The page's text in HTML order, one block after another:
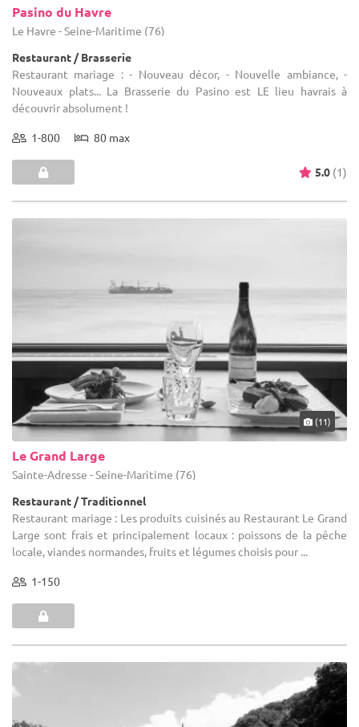
Pasino du Havre
Le Havre - Seine-Maritime (76)
Restaurant / Brasserie
Restaurant mariage : - Nouveau décor, - Nouvelle ambiance, -
Nouveaux plats... La Brasserie du Pasino est LE lieu havrais à
découvrir absolument !
1-800 80 max
5.0 (1)
(11)
Le Grand Large
Sainte-Adresse - Seine-Maritime (76)
Restaurant / Traditionnel
Restaurant mariage : Les produits cuisinés au Restaurant Le Grand
Large sont frais et principalement locaux : poissons de la pêche
locale, viandes normandes, fruits et légumes choisis pour ...
1-150